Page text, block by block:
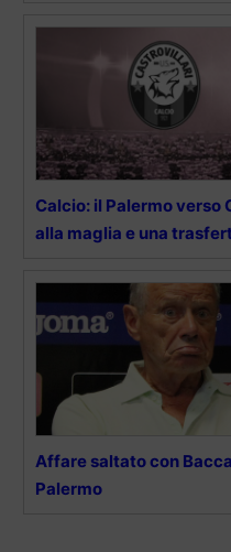
Calcio: il Palermo
alla maglia e una
Affare saltato con
Palermo